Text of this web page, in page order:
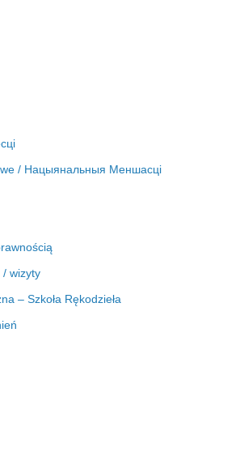
/ Нацыянальныя Меншасці
/ wizyty
– Szkoła Rękodzieła